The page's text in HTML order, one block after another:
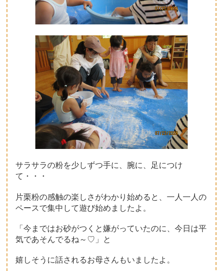
サラサラの粉を少しずつ手に、腕に、足につけ
て・・・
片栗粉の感触の楽しさがわかり始めると、一人一人の
ペースで集中して遊び始めましたよ。
「今まではお砂がつくと嫌がっていたのに、今日は平
気であそんでるね～♡」と
嬉しそうに話されるお母さんもいましたよ。